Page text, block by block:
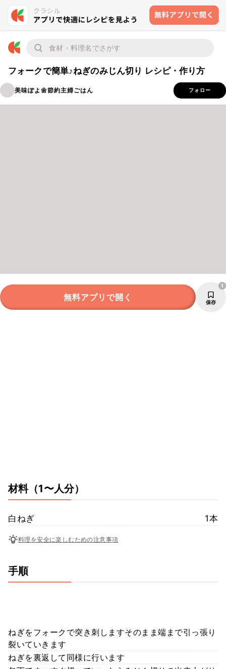
フォークで簡単♪ねぎのみじん切り レシピ・作り方
美味ぽよ🌼節約主婦ごはん フォロー
無料アプリで開く 保存
1
材料（1〜人分）
白ねぎ 1本
料理を安全に楽しむための注意事項
手順
ねぎをフォークで突き刺しますそのまま端まで引っ張り
裂いていきます
ねぎを裏返して同様に行います